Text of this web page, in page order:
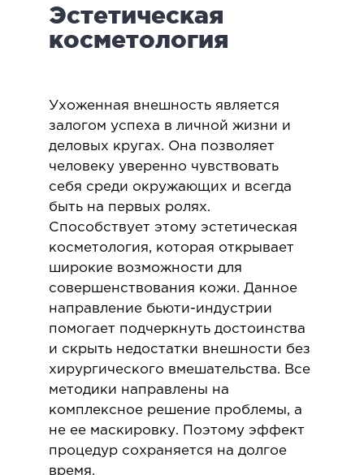
ХИРУРГИЯ
в гинекологии
в онкологии
в урологии
И ОНКОХИРУРГИЯ
и болезни молочной железы
и онкохирургия
НАПРАВЛЕНИЕ
Эстетическая
косметология
Ухоженная внешность является
залогом успеха в личной жизни и
деловых кругах. Она позволяет
человеку уверенно чувствовать
себя среди окружающих и всегда
быть на первых ролях.
Способствует этому эстетическая
косметология, которая открывает
широкие возможности для
совершенствования кожи. Данное
направление бьюти-индустрии
помогает подчеркнуть достоинства
и скрыть недостатки внешности без
хирургического вмешательства. Все
методики направлены на
комплексное решение проблемы, а
не ее маскировку. Поэтому эффект
процедур сохраняется на долгое
время.